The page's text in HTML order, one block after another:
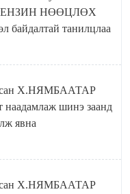
БЕНЗИН НӨӨЦЛӨХ
танилцлаа
Х.НЯМБААТАР
наадамлаж шинэ заанд
явна
Х.НЯМБААТАР